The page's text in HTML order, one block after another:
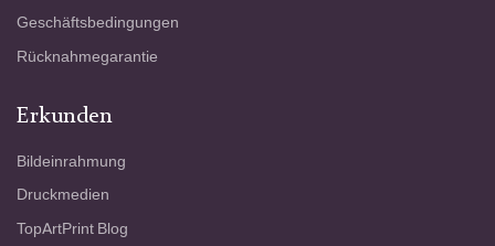
Geschäftsbedingungen
Rücknahmegarantie
Erkunden
Bildeinrahmung
Druckmedien
TopArtPrint Blog